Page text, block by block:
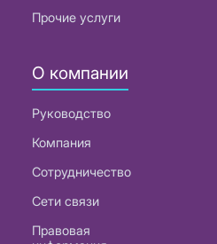
Прочие услуги
О компании
Руководство
Компания
Сотрудничество
Сети связи
Правовая